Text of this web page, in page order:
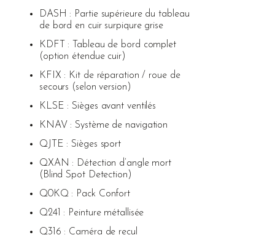
DASH : Partie supérieure du tableau
de bord en cuir surpiqure grise
KDFT : Tableau de bord complet
(option étendue cuir)
KFIX : Kit de réparation / roue de
secours (selon version)
KLSE : Sièges avant ventilés
KNAV : Système de navigation
QJTE : Sièges sport
QXAN : Détection d’angle mort
(Blind Spot Detection)
Q0KQ : Pack Confort
Q241 : Peinture métallisée
Q316 : Caméra de recul